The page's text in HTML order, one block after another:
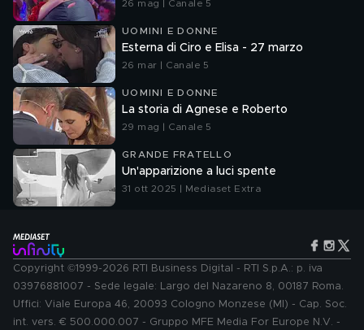
26 mag | Canale 5
UOMINI E DONNE
Esterna di Ciro e Elisa - 27 marzo
26 mar | Canale 5
UOMINI E DONNE
La storia di Agnese e Roberto
29 mag | Canale 5
GRANDE FRATELLO
Un'apparizione a luci spente
31 ott 2025 | Mediaset Extra
Copyright ©1999-2026 RTI Business Digital - RTI S.p.A.: p. iva
03976881007 - Sede legale: Largo del Nazareno 8, 00187 Roma.
Uffici: Viale Europa 46, 20093 Cologno Monzese (MI) - Cap. Soc.
int. vers. € 500.000.007 - Gruppo MFE Media For Europe N.V. -